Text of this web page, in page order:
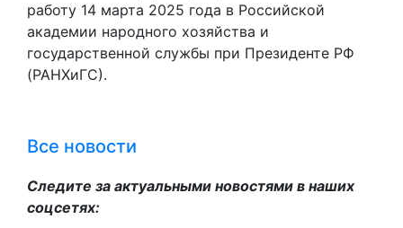
работу 14 марта 2025 года в Российской
академии народного хозяйства и
государственной службы при Президенте РФ
(РАНХиГС).
Все новости
Следите за актуальными новостями в наших
соцсетях: